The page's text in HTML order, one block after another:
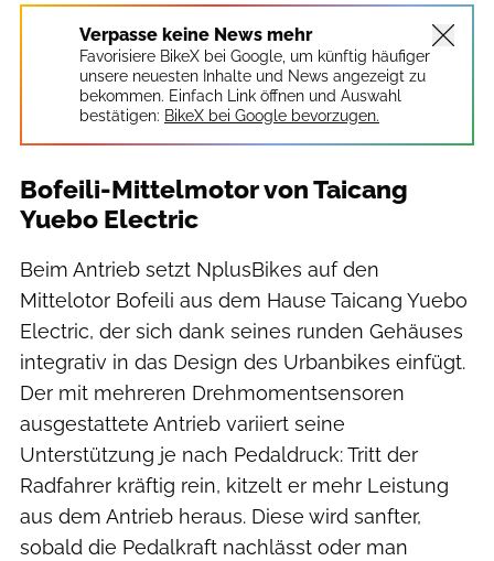
Verpasse keine News mehr
Favorisiere BikeX bei Google, um künftig häufiger
unsere neuesten Inhalte und News angezeigt zu
bekommen. Einfach Link öffnen und Auswahl
bestätigen: BikeX bei Google bevorzugen.
Bofeili-Mittelmotor von Taicang
Yuebo Electric
Beim Antrieb setzt NplusBikes auf den
Mittelotor Bofeili aus dem Hause Taicang Yuebo
Electric, der sich dank seines runden Gehäuses
integrativ in das Design des Urbanbikes einfügt.
Der mit mehreren Drehmomentsensoren
ausgestattete Antrieb variiert seine
Unterstützung je nach Pedaldruck: Tritt der
Radfahrer kräftig rein, kitzelt er mehr Leistung
aus dem Antrieb heraus. Diese wird sanfter,
sobald die Pedalkraft nachlässt oder man